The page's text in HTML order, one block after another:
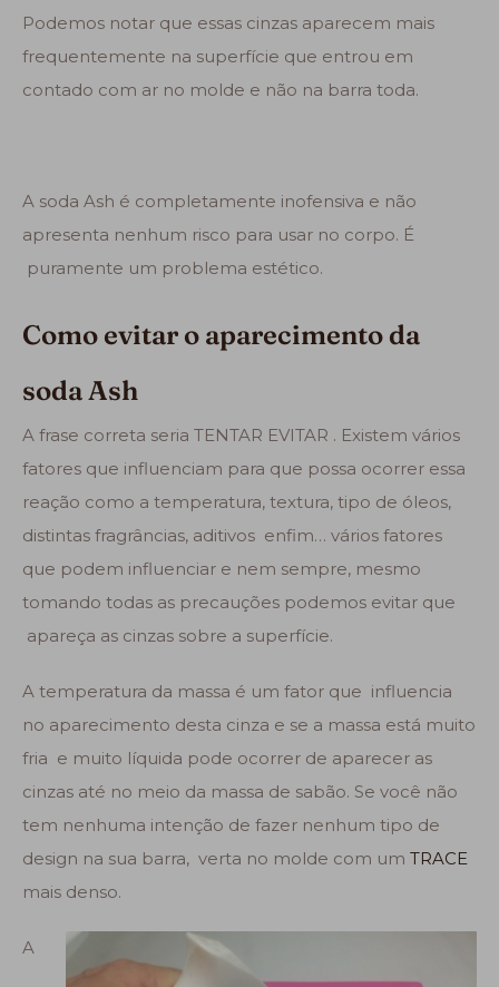
Podemos notar que essas cinzas aparecem mais
frequentemente na superfície que entrou em
contado com ar no molde e não na barra toda.
A soda Ash é completamente inofensiva e não
apresenta nenhum risco para usar no corpo. É
puramente um problema estético.
Como evitar o aparecimento da
soda Ash
A frase correta seria TENTAR EVITAR . Existem vários
fatores que influenciam para que possa ocorrer essa
reação como a temperatura, textura, tipo de óleos,
distintas fragrâncias, aditivos enfim… vários fatores
que podem influenciar e nem sempre, mesmo
tomando todas as precauções podemos evitar que
apareça as cinzas sobre a superfície.
A temperatura da massa é um fator que influencia
no aparecimento desta cinza e se a massa está muito
fria e muito líquida pode ocorrer de aparecer as
cinzas até no meio da massa de sabão. Se você não
tem nenhuma intenção de fazer nenhum tipo de
design na sua barra, verta no molde com um TRACE
mais denso.
A